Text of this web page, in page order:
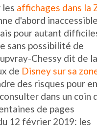
les affichages dans la
d'abord
pour autant
sans possibilité de
Chessy dit de la
de Disney sur sa
des risques pour en
dans un coin
de pages
12 février 2019: les